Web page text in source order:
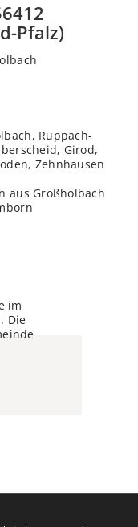
Pfalz)
Ruppach-
Girod,
Zehnhausen
aus Großholbach
im
Die